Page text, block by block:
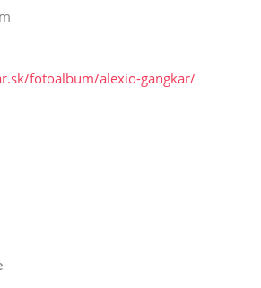
fotoalbum/alexio-gangkar/